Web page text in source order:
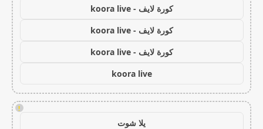
كورة لايف - koora live
كورة لايف - koora live
كورة لايف - koora live
koora live
!
يلا شوت